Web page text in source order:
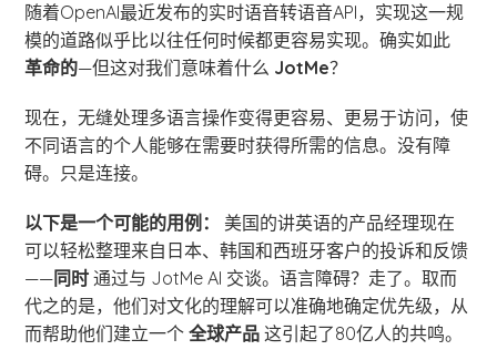
随着OpenAI最近发布的实时语音转语音API，实现这一规
模的道路似乎比以往任何时候都更容易实现。确实如此
革命的—但这对我们意味着什么 JotMe？
现在，无缝处理多语言操作变得更容易、更易于访问，使
不同语言的个人能够在需要时获得所需的信息。没有障
碍。只是连接。
以下是一个可能的用例： 美国的讲英语的产品经理现在
可以轻松整理来自日本、韩国和西班牙客户的投诉和反馈
——同时通过与 JotMe AI 交谈。语言障碍？走了。取而
代之的是，他们对文化的理解可以准确地确定优先级，从
而帮助他们建立一个全球产品 这引起了80亿人的共鸣。